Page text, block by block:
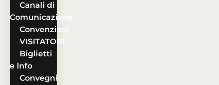
Canali di
Comunicazione
Convenzioni
VISITATORI
Biglietti
e Info
Convegni